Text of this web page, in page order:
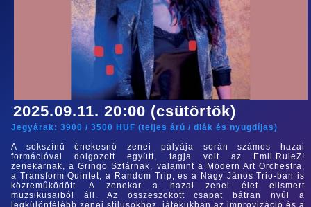
2025.09.11. 20:00 (csütörtök)
Jegyárak: 3900 / 3500 HUF (teljes árú / diák és nyugdíjas)
A sokszínű énekesnő zenei pályája során számos hazai
formációval dolgozott együtt, tagja volt az Emil.RuleZ!
zenekarnak, a Gringo Sztárnak, valamint a Modern Art Orchestra,
a Transform Quintet, a Random Trip, és a Nagy János Trio-ban is
közreműködött. A zenekar a hazai zenei élet elismert
muzsikusaiból áll. Az összeszokott csapat bátran nyúl a
legkülönfélébb zenei stílusokhoz, játékukban az improvizáció és a